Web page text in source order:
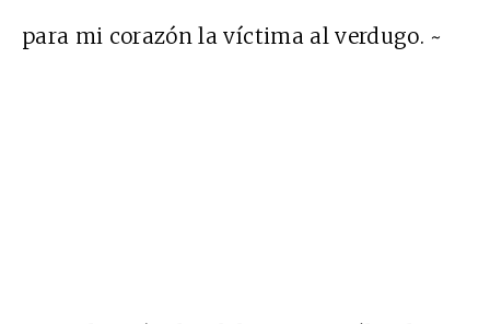
para mi corazón la víctima al verdugo. ~